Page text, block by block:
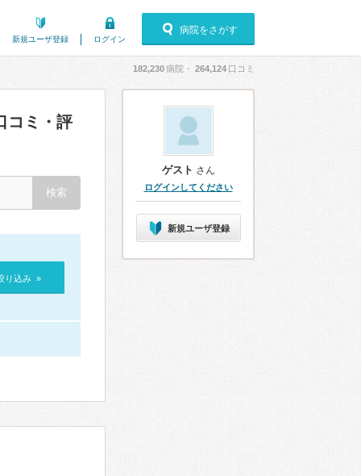
新規ユーザ登録 ログイン
病院をさがす
182,230病院・ 264,124 口コミ
コミ・評
り込み »
ゲスト さん
ログインしてください
新規ユーザ登録